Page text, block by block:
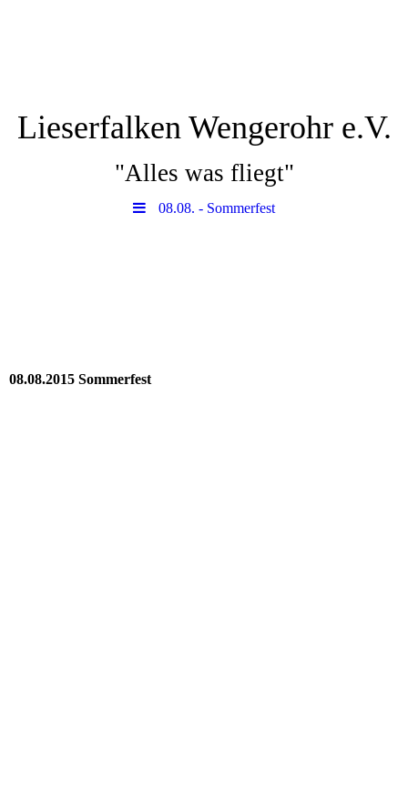
Lieserfalken Wengerohr e.V.
"Alles was fliegt"
08.08. - Sommerfest
08.08.2015 Sommerfest